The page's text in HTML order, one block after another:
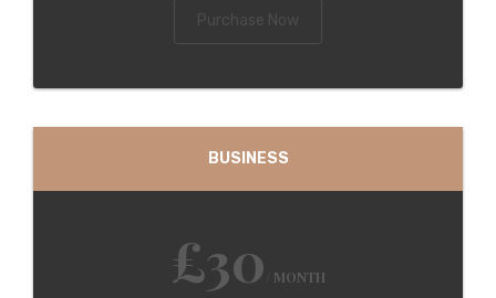
Purchase Now
BUSINESS
£30 / MONTH